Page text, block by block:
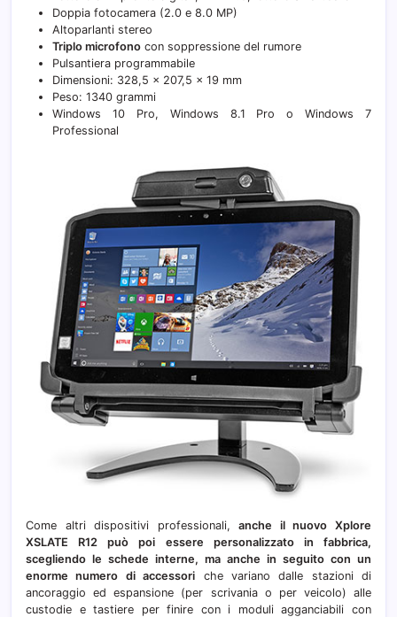
Doppia fotocamera (2.0 e 8.0 MP)
Altoparlanti stereo
Triplo microfono con soppressione del rumore
Pulsantiera programmabile
Dimensioni: 328,5 x 207,5 x 19 mm
Peso: 1340 grammi
Windows 10 Pro, Windows 8.1 Pro o Windows 7
Professional
Come altri dispositivi professionali,anche il nuovo Xplore
XSLATE R12 può poi essere personalizzato in fabbrica,
scegliendo le schede interne, ma anche in seguito con un
enorme numero di accessori che variano dalle stazioni di
ancoraggio ed espansione (per scrivania o per veicolo) alle
custodie e tastiere per finire con i moduli agganciabili con